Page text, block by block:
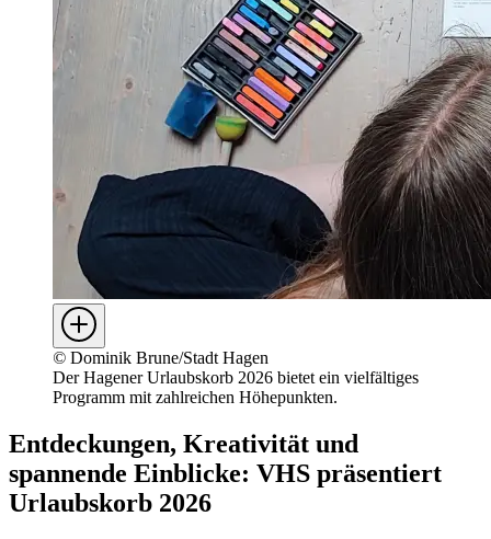
© Dominik Brune/Stadt Hagen
Der Hagener Urlaubskorb 2026 bietet ein vielfältiges
Programm mit zahlreichen Höhepunkten.
Entdeckungen, Kreativität und
spannende Einblicke: VHS präsentiert
Urlaubskorb 2026